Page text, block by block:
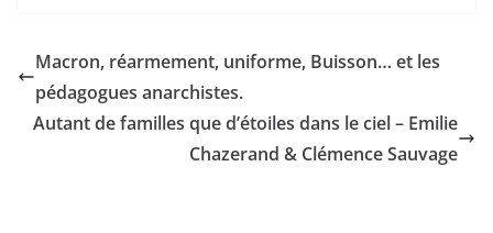
Macron, réarmement, uniforme, Buisson… et les
pédagogues anarchistes.
Autant de familles que d’étoiles dans le ciel – Emilie
Chazerand & Clémence Sauvage